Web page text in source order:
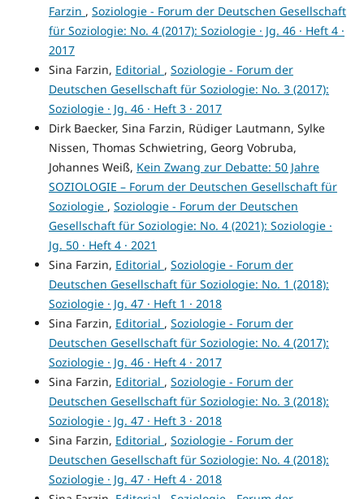
Farzin , Soziologie - Forum der Deutschen Gesellschaft
für Soziologie: No. 4 (2017): Soziologie · Jg. 46 · Heft 4 ·
2017
Sina Farzin, Editorial , Soziologie - Forum der
Deutschen Gesellschaft für Soziologie: No. 3 (2017):
Soziologie · Jg. 46 · Heft 3 · 2017
Dirk Baecker, Sina Farzin, Rüdiger Lautmann, Sylke
Nissen, Thomas Schwietring, Georg Vobruba,
Johannes Weiß, Kein Zwang zur Debatte: 50 Jahre
SOZIOLOGIE – Forum der Deutschen Gesellschaft für
Soziologie , Soziologie - Forum der Deutschen
Gesellschaft für Soziologie: No. 4 (2021): Soziologie ·
Jg. 50 · Heft 4 · 2021
Sina Farzin, Editorial , Soziologie - Forum der
Deutschen Gesellschaft für Soziologie: No. 1 (2018):
Soziologie · Jg. 47 · Heft 1 · 2018
Sina Farzin, Editorial , Soziologie - Forum der
Deutschen Gesellschaft für Soziologie: No. 4 (2017):
Soziologie · Jg. 46 · Heft 4 · 2017
Sina Farzin, Editorial , Soziologie - Forum der
Deutschen Gesellschaft für Soziologie: No. 3 (2018):
Soziologie · Jg. 47 · Heft 3 · 2018
Sina Farzin, Editorial , Soziologie - Forum der
Deutschen Gesellschaft für Soziologie: No. 4 (2018):
Soziologie · Jg. 47 · Heft 4 · 2018